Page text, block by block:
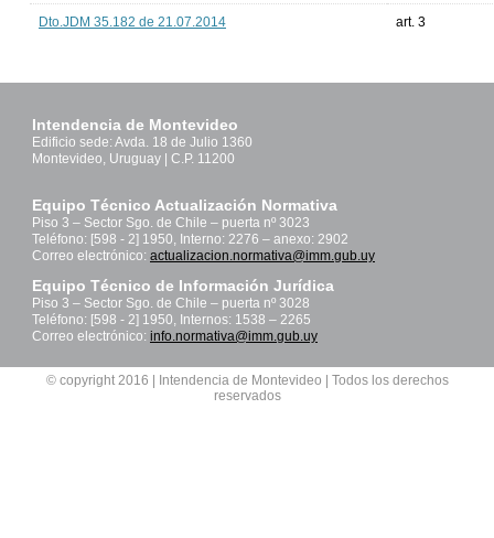
Dto.JDM 35.182 de 21.07.2014 art. 3
Intendencia de Montevideo
Edificio sede: Avda. 18 de Julio 1360
Montevideo, Uruguay | C.P. 11200
Equipo Técnico Actualización Normativa
Piso 3 – Sector Sgo. de Chile – puerta nº 3023
Teléfono: [598 - 2] 1950, Interno: 2276 – anexo: 2902
Correo electrónico: actualizacion.normativa@imm.gub.uy
Equipo Técnico de Información Jurídica
Piso 3 – Sector Sgo. de Chile – puerta nº 3028
Teléfono: [598 - 2] 1950, Internos: 1538 – 2265
Correo electrónico: info.normativa@imm.gub.uy
© copyright 2016 | Intendencia de Montevideo | Todos los derechos
reservados